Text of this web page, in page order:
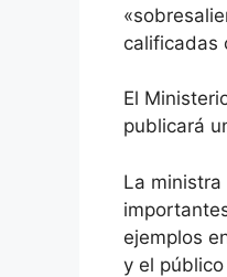
calificadas
El
publicará
La
ejemplos
y el